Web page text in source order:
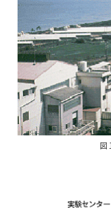
図